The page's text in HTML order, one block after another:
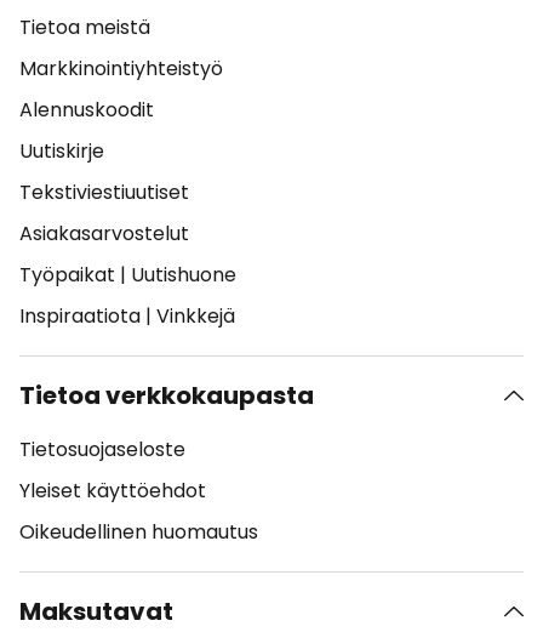
Tietoa meistä
Markkinointiyhteistyö
Alennuskoodit
Uutiskirje
Tekstiviestiuutiset
Asiakasarvostelut
Työpaikat | Uutishuone
Inspiraatiota | Vinkkejä
Tietoa verkkokaupasta
Tietosuojaseloste
Yleiset käyttöehdot
Oikeudellinen huomautus
Maksutavat